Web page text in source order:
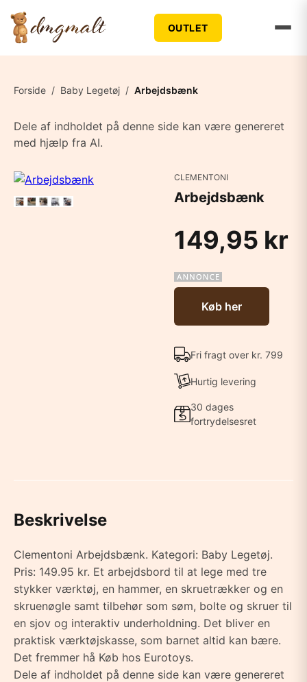
OUTLET
Forside / Baby Legetøj / Arbejdsbænk
Dele af indholdet på denne side kan være genereret
med hjælp fra AI.
CLEMENTONI
Arbejdsbænk
149,95 kr
Køb her
Fri fragt over kr. 799
Hurtig levering
30 dages
fortrydelsesret
Beskrivelse
Clementoni Arbejdsbænk. Kategori: Baby Legetøj.
Pris: 149.95 kr. Et arbejdsbord til at lege med tre
stykker værktøj, en hammer, en skruetrækker og en
skruenøgle samt tilbehør som søm, bolte og skruer til
en sjov og interaktiv underholdning. Det bliver en
praktisk værktøjskasse, som barnet altid kan bære.
Det fremmer hå Køb hos Eurotoys.
Dele af indholdet på denne side kan være genereret